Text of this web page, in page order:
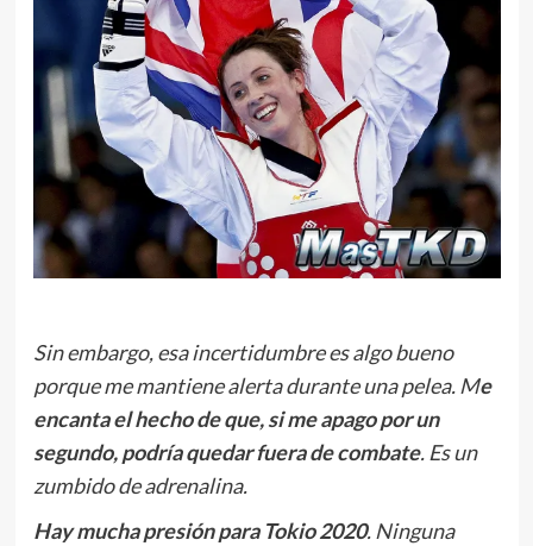
Sin embargo, esa incertidumbre es algo bueno
porque me mantiene alerta durante una pelea. Me
encanta el hecho de que, si me apago por un
segundo, podría quedar fuera de combate. Es un
zumbido de adrenalina.
Hay mucha presión para Tokio 2020. Ninguna